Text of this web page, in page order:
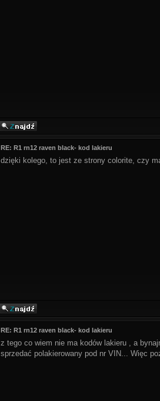
RE: R1 rn12 raven black- kod lakieru
dzięki kolego, to jest ze strony colorite, czy
RE: R1 rn12 raven black- kod lakieru
z tego co wiem nie ma kodów lakieru , a
sprzedać polakierowany pod nr VIN... Więc